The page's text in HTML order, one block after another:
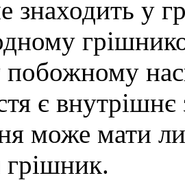
знаходить у
є внутрішнє
може мати
грішник.